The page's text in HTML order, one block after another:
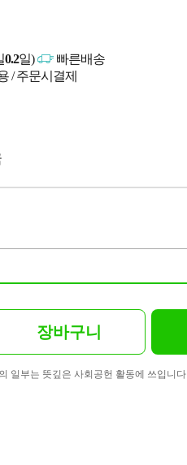
0.2일)
빠른배송
/ 주문시결제
장바구니
일부는 뜻깊은 사회공헌 활동에 쓰입니다